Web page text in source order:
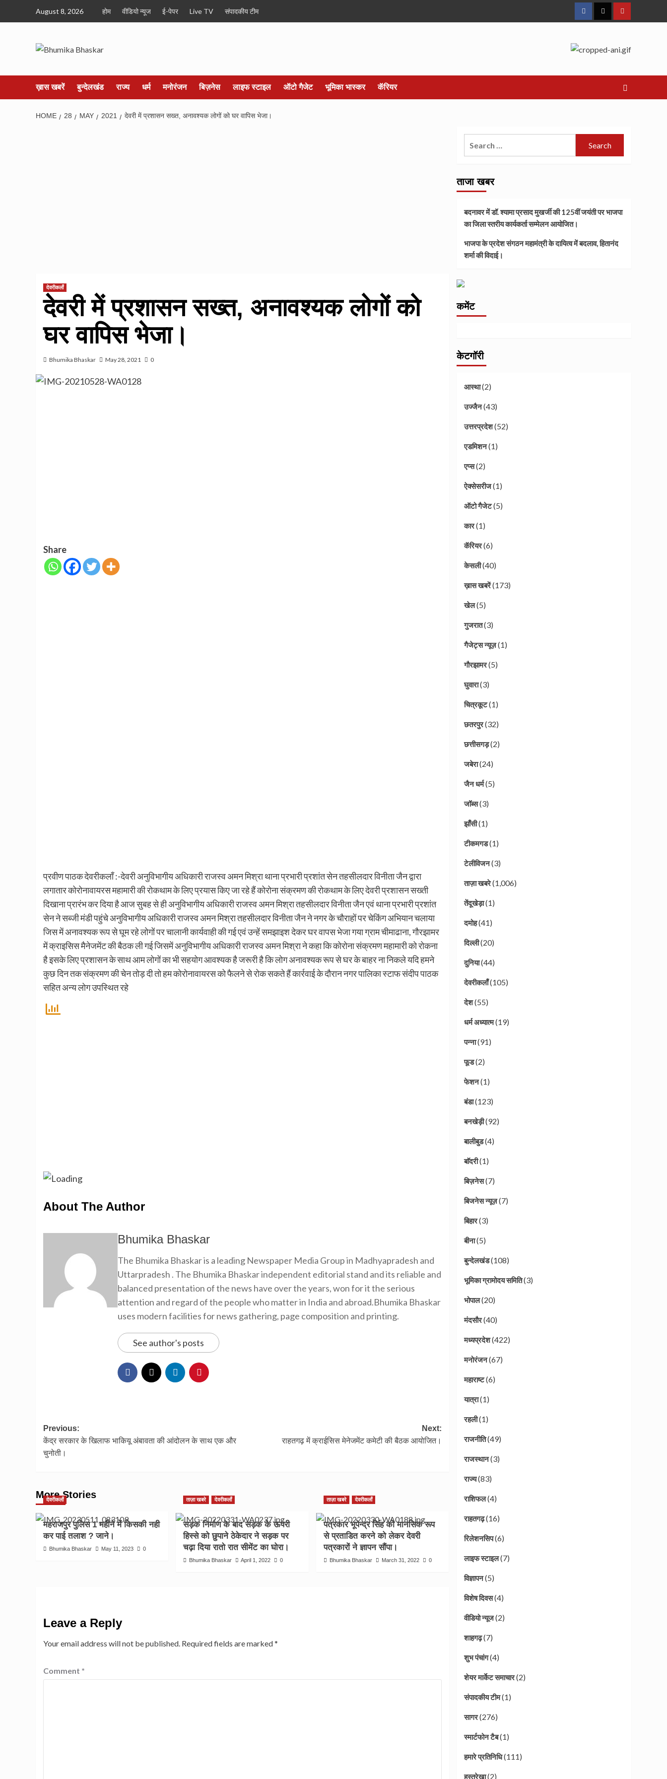
August 8, 2026 होम वीडियो न्यूज ई-पेपर Live TV संपादकीय टीम
FacebookTwitterYoutube
ख़ास खबरें बुन्देलखंड राज्य धर्म मनोरंजन बिज़नेस लाइफ स्टाइल ऑटो गैजेट भूमिका भास्कर कॅरियर
HOME 28 MAY 2021 देवरी में प्रशासन सख्त, अनावश्यक लोगों को घर वापिस भेजा।
देवरीकलाँ
देवरी में प्रशासन सख्त, अनावश्यक लोगों को
घर वापिस भेजा।
Bhumika Bhaskar May 28, 2021 0
Share
प्रवीण पाठक देवरीकलाँ :-देवरी अनुविभागीय अधिकारी राजस्व अमन मिश्रा थाना प्रभारी प्रशांत सेन तहसीलदार विनीता जैन द्वारा
लगातार कोरोनावायरस महामारी की रोकथाम के लिए प्रयास किए जा रहे हैं कोरोना संक्रमण की रोकथाम के लिए देवरी प्रशासन सख्ती
दिखाना प्रारंभ कर दिया है आज सुबह से ही अनुविभागीय अधिकारी राजस्व अमन मिश्रा तहसीलदार विनीता जैन एवं थाना प्रभारी प्रशांत
सेन ने सब्जी मंडी पहुंचे अनुविभागीय अधिकारी राजस्व अमन मिश्रा तहसीलदार विनीता जैन ने नगर के चौराहों पर चेकिंग अभियान चलाया
जिस में अनावश्यक रूप से घूम रहे लोगों पर चालानी कार्यवाही की गई एवं उन्हें समझाइश देकर घर वापस भेजा गया ग्राम चीमाढाना, गौरझामर
में क्राइसिस मैनेजमेंट की बैठक ली गई जिसमें अनुविभागीय अधिकारी राजस्व अमन मिश्रा ने कहा कि कोरोना संक्रमण महामारी को रोकना
है इसके लिए प्रशासन के साथ आम लोगों का भी सहयोग आवश्यक है जरूरी है कि लोग अनावश्यक रूप से घर के बाहर ना निकले यदि हमने
कुछ दिन तक संक्रमण की चेन तोड़ दी तो हम कोरोनावायरस को फैलने से रोक सकते हैं कार्रवाई के दौरान नगर पालिका स्टाफ संदीप पाठक
सहित अन्य लोग उपस्थित रहे
About The Author
Bhumika Bhaskar
The Bhumika Bhaskar is a leading Newspaper Media Group in Madhyapradesh and
Uttarpradesh . The Bhumika Bhaskar independent editorial stand and its reliable and
balanced presentation of the news have over the years, won for it the serious
attention and regard of the people who matter in India and abroad.Bhumika Bhaskar
uses modern facilities for news gathering, page composition and printing.
See author's posts
Post
navigation
Previous:
केंद्र सरकार के खिलाफ भाकियू अंबावता की आंदोलन के साथ एक और
चुनोती।
Next:
राहतगढ़ में क्राईसिस मेनेजमेंट कमेटी की बैठक आयोजित।
More Stories
देवरीकलाँ
महराजपुर पुलिस 1 महीने में किसकी नही
कर पाई तलाश ? जाने।
Bhumika Bhaskar May 11, 2023 0
ताज़ा खबरे देवरीकलाँ
सड़क निर्माण के बाद सड़क के ऊपरी
हिस्से को छुपाने ठेकेदार ने सड़क पर
चढ़ा दिया रातो रात सीमेंट का घोरा।
Bhumika Bhaskar April 1, 2022 0
ताज़ा खबरे देवरीकलाँ
पत्रकार भूपेन्द्र सिंह को मानसिक रूप
से प्रताडित करने को लेकर देवरी
पत्रकारों ने ज्ञापन सौंपा।
Bhumika Bhaskar March 31, 2022 0
Leave a Reply
Your email address will not be published. Required fields are marked*
Comment *
ताजा खबर
बदनावर में डॉ. श्यामा प्रसाद मुखर्जी की 125वीं जयंती पर भाजपा
का जिला स्तरीय कार्यकर्ता सम्मेलन आयोजित।
भाजपा के प्रदेश संगठन महामंत्री के दायित्व में बदलाव, हितानंद
शर्मा की विदाई।
कमेंट
केटगॉरी
आस्था(2)
उज्जैन(43)
उत्तरप्रदेश(52)
एडमिशन(1)
एप्स(2)
ऐक्सेसरीज(1)
ऑटो गैजेट(5)
कार(1)
कॅरियर(6)
केसली(40)
ख़ास खबरें(173)
खेल(5)
गुजरात(3)
गैजेट्स न्यूज़(1)
गौरझामर(5)
घुवारा(3)
चित्रकूट(1)
छतरपुर(32)
छत्तीसगड़(2)
जबेरा(24)
जैन धर्म(5)
जॉब्स(3)
झाँसी(1)
टीकमगड(1)
टेलीविजन(3)
ताज़ा खबरे(1,006)
तेंदूखेड़ा(1)
दमोह(41)
दिल्ली(20)
दुनिया(44)
देवरीकलाँ(105)
देश(55)
धर्म अध्यात्म(19)
पन्ना(91)
फूड(2)
फेशन(1)
बंडा(123)
बनखेड़ी(92)
बालीबुड(4)
बाॅदरी(1)
बिज़नेस(7)
बिजनेस न्यूज़(7)
बिहार(3)
बीना(5)
बुन्देलखंड(108)
भूमिका ग्रामोदय समिति(3)
भोपाल(20)
मंदसौर(40)
मध्यप्रदेश(422)
मनोरंजन(67)
महाराष्ट(6)
यात्रा(1)
रहली(1)
राजनीति(49)
राजस्थान(3)
राज्य(83)
राशिफल(4)
राहतगढ़(16)
रिलेशनसिप(6)
लाइफ स्टाइल(7)
विज्ञापन(5)
विशेष दिवस(4)
वीडियो न्यूज(2)
शाहगढ़(7)
शुभ पंचांग(4)
शेयर मार्केट समाचार(2)
संपादकीय टीम(1)
सागर(276)
स्मार्टफोन टैब(1)
हमारे प्रतिनिधि(111)
हस्तरेखा(2)